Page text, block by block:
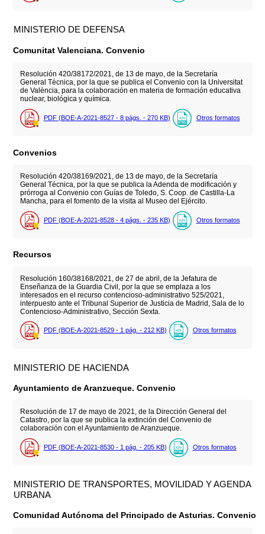
MINISTERIO DE DEFENSA
Comunitat Valenciana. Convenio
Resolución 420/38172/2021, de 13 de mayo, de la Secretaría
General Técnica, por la que se publica el Convenio con la Universitat
de València, para la colaboración en materia de formación educativa
nuclear, biológica y química.
PDF (BOE-A-2021-8527 - 8 págs. - 270 KB) Otros formatos
Convenios
Resolución 420/38169/2021, de 13 de mayo, de la Secretaría
General Técnica, por la que se publica la Adenda de modificación y
prórroga al Convenio con Guías de Toledo, S. Coop. de Castilla-La
Mancha, para el fomento de la visita al Museo del Ejército.
PDF (BOE-A-2021-8528 - 4 págs. - 235 KB) Otros formatos
Recursos
Resolución 160/38168/2021, de 27 de abril, de la Jefatura de
Enseñanza de la Guardia Civil, por la que se emplaza a los
interesados en el recurso contencioso-administrativo 525/2021,
interpuesto ante el Tribunal Superior de Justicia de Madrid, Sala de lo
Contencioso-Administrativo, Sección Sexta.
PDF (BOE-A-2021-8529 - 1 pág. - 212 KB) Otros formatos
MINISTERIO DE HACIENDA
Ayuntamiento de Aranzueque. Convenio
Resolución de 17 de mayo de 2021, de la Dirección General del
Catastro, por la que se publica la extinción del Convenio de
colaboración con el Ayuntamiento de Aranzueque.
PDF (BOE-A-2021-8530 - 1 pág. - 205 KB) Otros formatos
MINISTERIO DE TRANSPORTES, MOVILIDAD Y AGENDA
URBANA
Comunidad Autónoma del Principado de Asturias. Convenio